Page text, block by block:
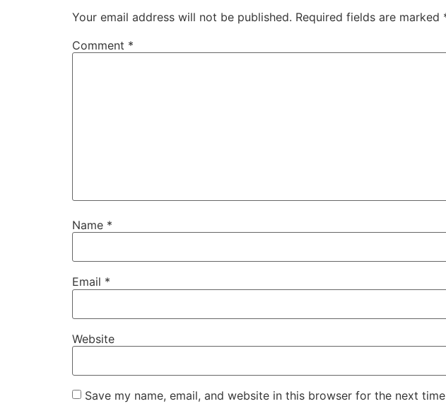
Your email address will not be published. Required fields are marked
Comment *
Name *
Email *
Website
Save my name, email, and website in this browser for the next